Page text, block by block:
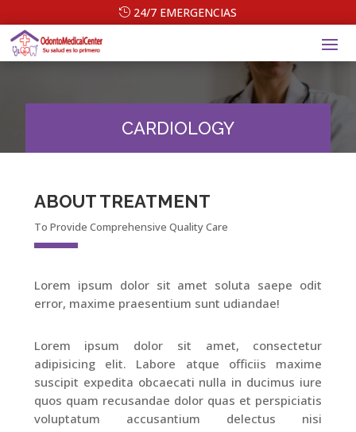
24/7 EMERGENCIAS
CARDIOLOGY
ABOUT TREATMENT
To Provide Comprehensive Quality Care
Lorem ipsum dolor sit amet soluta saepe odit
error, maxime praesentium sunt udiandae!
Lorem ipsum dolor sit amet, consectetur
adipisicing elit. Labore atque officiis maxime
suscipit expedita obcaecati nulla in ducimus iure
quos quam recusandae dolor quas et perspiciatis
voluptatum accusantium delectus nisi